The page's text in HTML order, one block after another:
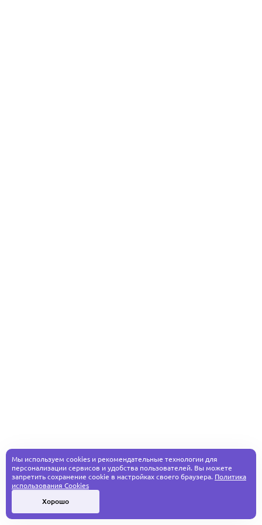
Мы используем cookies и рекомендательные технологии для
персонализации сервисов и удобства пользователей. Вы можете
запретить сохранение cookie в настройках своего браузера. Политика
использования Cookies
Хорошо